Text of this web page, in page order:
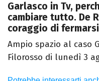
Garlasco in Tv,
cambiare tutto. De
coraggio di
Ampio spazio al caso
Filorosso di lunedì 3